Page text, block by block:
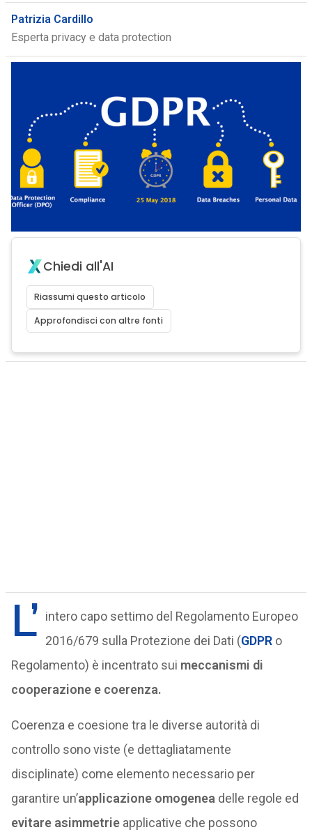
Patrizia Cardillo
Esperta privacy e data protection
Chiedi all'AI
Riassumi questo articolo
Approfondisci con altre fonti
L’ intero capo settimo del Regolamento Europeo
2016/679 sulla Protezione dei Dati (GDPR o
Regolamento) è incentrato sui meccanismi di
cooperazione e coerenza.
Coerenza e coesione tra le diverse autorità di
controllo sono viste (e dettagliatamente
disciplinate) come elemento necessario per
garantire un’applicazione omogenea delle regole ed
evitare asimmetrieapplicative che possono